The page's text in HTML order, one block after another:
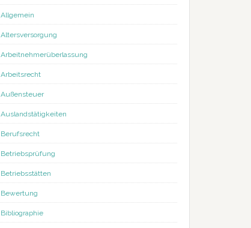
Allgemein
Altersversorgung
Arbeitnehmerüberlassung
Arbeitsrecht
Außensteuer
Auslandstätigkeiten
Berufsrecht
Betriebsprüfung
Betriebsstätten
Bewertung
Bibliographie